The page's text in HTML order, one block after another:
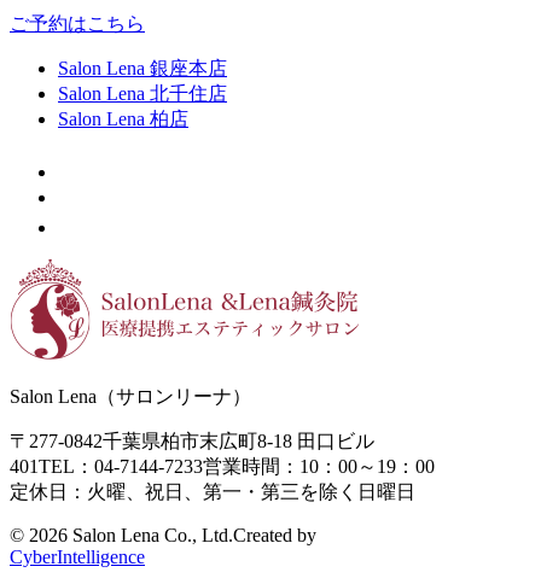
ご予約はこちら
Salon Lena 銀座本店
Salon Lena 北千住店
Salon Lena 柏店
Salon Lena（サロンリーナ）
〒277-0842千葉県柏市末広町8-18 田口ビル
401TEL：04-7144-7233営業時間：10：00～19：00
定休日：火曜、祝日、第一・第三を除く日曜日
© 2026 Salon Lena Co., Ltd.Created by
CyberIntelligence